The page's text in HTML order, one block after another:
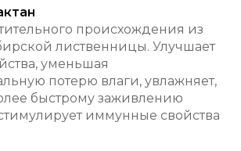
происхождения из
лиственницы. Улучшает
уменьшая
потерю влаги, увлажняет,
быстрому заживлению
иммунные свойства